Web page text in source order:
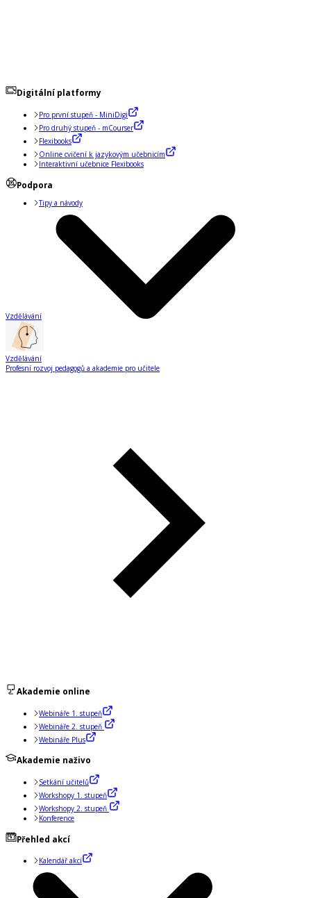
Digitální platformy
Pro první stupeň - MiniDigi
Pro druhý stupeň - mCourser
Flexibooks
Online cvičení k jazykovým učebnicím
Interaktivní učebnice Flexibooks
Podpora
Tipy a návody
Vzdělávání
Vzdělávání
Profesní rozvoj pedagogů a akademie pro učitele
Akademie online
Webináře 1. stupeň
Webináře 2. stupeň
Webináře Plus
Akademie naživo
Setkání učitelů
Workshopy 1. stupeň
Workshopy 2. stupeň
Konference
Přehled akcí
Kalendář akcí